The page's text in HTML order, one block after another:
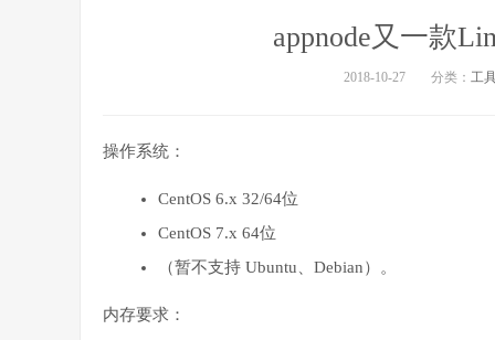
appnode又一款
2018-10-27 分类： 工
操作系统：
CentOS 6.x 32/64位
CentOS 7.x 64位
（暂不支持 Ubuntu、Debian）。
内存要求：